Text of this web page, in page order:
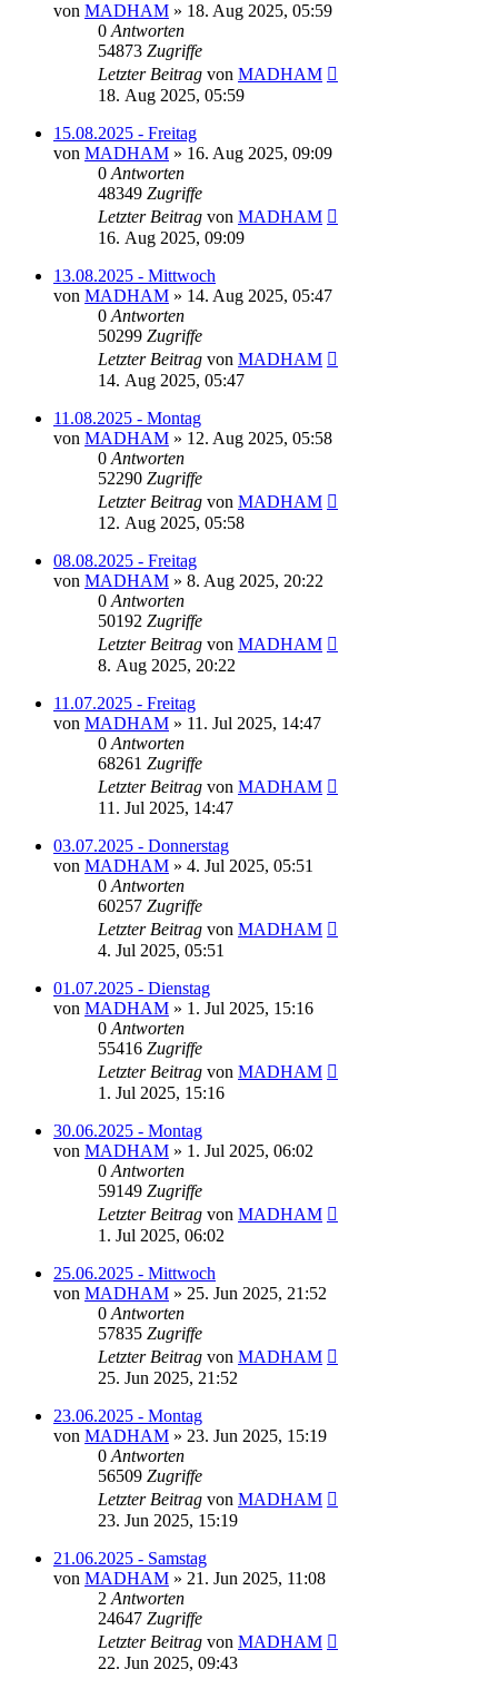
von MADHAM » 18. Aug 2025, 05:59
0 Antworten
54873 Zugriffe
Letzter Beitrag von MADHAM
18. Aug 2025, 05:59
15.08.2025 - Freitag
von MADHAM » 16. Aug 2025, 09:09
0 Antworten
48349 Zugriffe
Letzter Beitrag von MADHAM
16. Aug 2025, 09:09
13.08.2025 - Mittwoch
von MADHAM » 14. Aug 2025, 05:47
0 Antworten
50299 Zugriffe
Letzter Beitrag von MADHAM
14. Aug 2025, 05:47
11.08.2025 - Montag
von MADHAM » 12. Aug 2025, 05:58
0 Antworten
52290 Zugriffe
Letzter Beitrag von MADHAM
12. Aug 2025, 05:58
08.08.2025 - Freitag
von MADHAM » 8. Aug 2025, 20:22
0 Antworten
50192 Zugriffe
Letzter Beitrag von MADHAM
8. Aug 2025, 20:22
11.07.2025 - Freitag
von MADHAM » 11. Jul 2025, 14:47
0 Antworten
68261 Zugriffe
Letzter Beitrag von MADHAM
11. Jul 2025, 14:47
03.07.2025 - Donnerstag
von MADHAM » 4. Jul 2025, 05:51
0 Antworten
60257 Zugriffe
Letzter Beitrag von MADHAM
4. Jul 2025, 05:51
01.07.2025 - Dienstag
von MADHAM » 1. Jul 2025, 15:16
0 Antworten
55416 Zugriffe
Letzter Beitrag von MADHAM
1. Jul 2025, 15:16
30.06.2025 - Montag
von MADHAM » 1. Jul 2025, 06:02
0 Antworten
59149 Zugriffe
Letzter Beitrag von MADHAM
1. Jul 2025, 06:02
25.06.2025 - Mittwoch
von MADHAM » 25. Jun 2025, 21:52
0 Antworten
57835 Zugriffe
Letzter Beitrag von MADHAM
25. Jun 2025, 21:52
23.06.2025 - Montag
von MADHAM » 23. Jun 2025, 15:19
0 Antworten
56509 Zugriffe
Letzter Beitrag von MADHAM
23. Jun 2025, 15:19
21.06.2025 - Samstag
von MADHAM » 21. Jun 2025, 11:08
2 Antworten
24647 Zugriffe
Letzter Beitrag von MADHAM
22. Jun 2025, 09:43